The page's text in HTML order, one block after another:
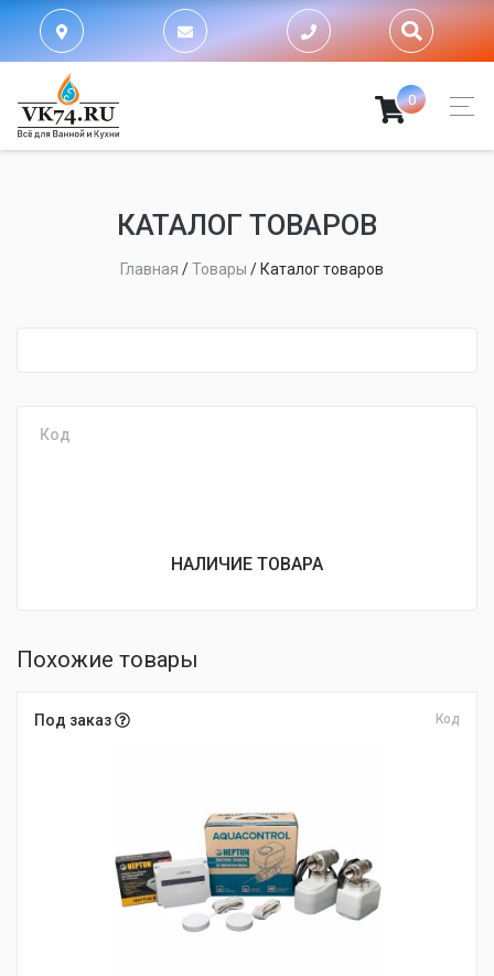
0
КАТАЛОГ ТОВАРОВ
Главная /Товары / Каталог товаров
Код
НАЛИЧИЕ ТОВАРА
Похожие товары
Под заказ Код